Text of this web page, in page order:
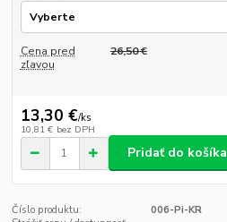
Cena pred
zľavou
26,50 €
13,30 €/ks
10,81 € bez DPH
Pridať do košíka
Číslo produktu:
006-Pi-KR